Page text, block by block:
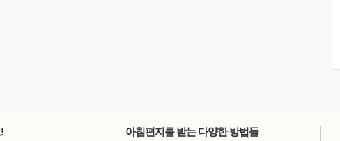
아침편지를 받는 다양한 방법들